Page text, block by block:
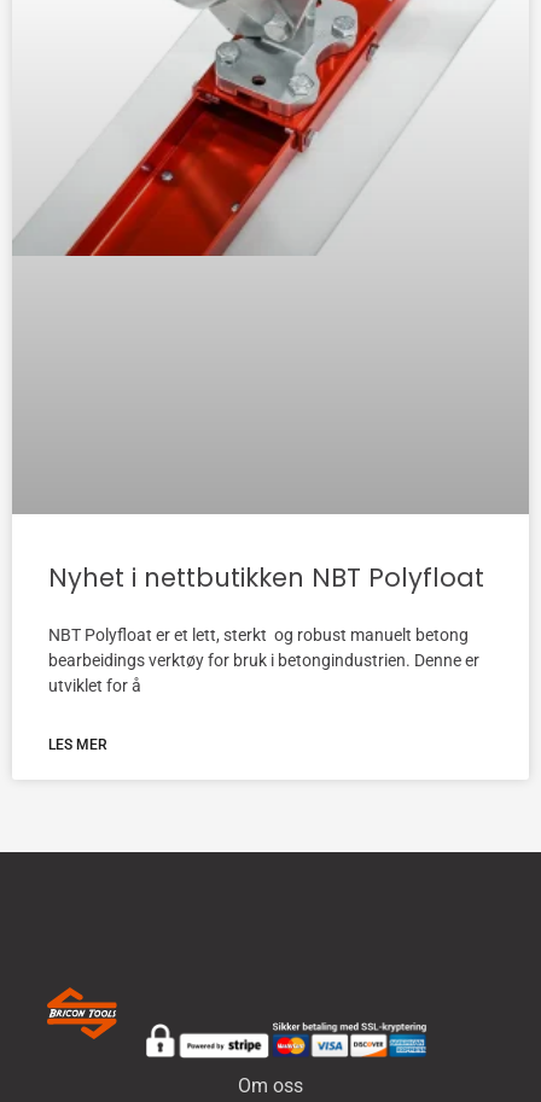
Nyhet i nettbutikken NBT Polyfloat
NBT Polyfloat er et lett, sterkt og robust manuelt betong
bearbeidings verktøy for bruk i betongindustrien. Denne er
utviklet for å
LES MER
Om oss